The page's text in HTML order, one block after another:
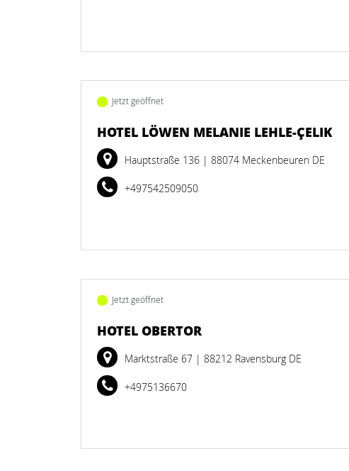
Jetzt geöffnet
HOTEL LÖWEN MELANIE LEHLE-ÇELIK
Hauptstraße 136 | 88074 Meckenbeuren DE
+497542509050
Jetzt geöffnet
HOTEL OBERTOR
Marktstraße 67 | 88212 Ravensburg DE
+4975136670